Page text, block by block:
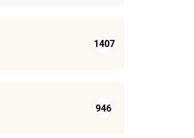
1407
946